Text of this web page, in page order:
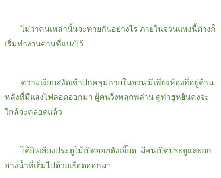
ไม่ว่าคนเหล่านั้นจะทายกันอย่างไร ภายในจวนแห่งนี้ต่างก็
เริ่มทำงานตามที่แบ่งไว้
ความเงียบสงัดเข้าปกคลุมภายในจวน มีเพียงห้องที่อยู่ด้าน
หลังที่มีแสงไฟลอดออกมา ผู้คนวิ่งพลุกพล่าน ดูท่าฮูหยินคงจะ
ใกล้จะคลอดแล้ว
ได้ยินเสียงประตูไม้เปิดออกดังเอี๊ยด มีคนเปิดประตูและยก
อ่างน้ำที่เต็มไปด้วยเลือดออกมา